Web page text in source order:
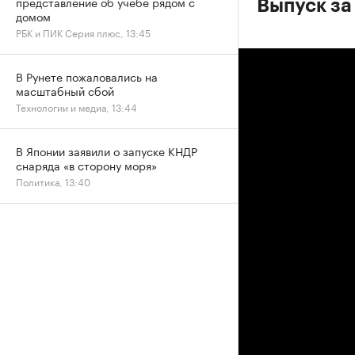
Выпуск
домом
РБК и ПИК Серия плюс, 13:45
В Рунете пожаловались на
масштабный сбой
Технологии и медиа, 13:44
В Японии заявили о запуске КНДР
снаряда «в сторону моря»
Политика, 13:40